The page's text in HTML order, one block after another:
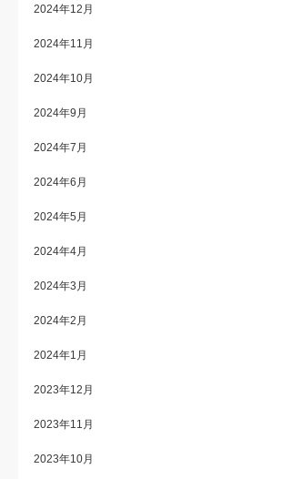
2024年12月
2024年11月
2024年10月
2024年9月
2024年7月
2024年6月
2024年5月
2024年4月
2024年3月
2024年2月
2024年1月
2023年12月
2023年11月
2023年10月